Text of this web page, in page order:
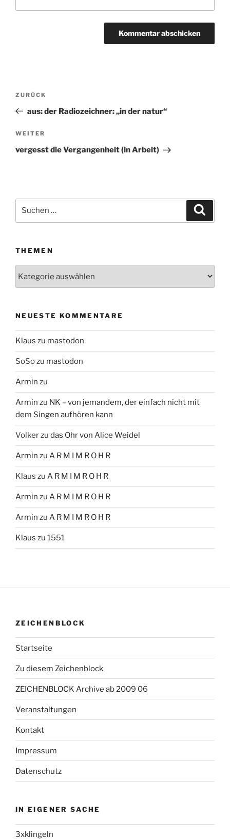
Beitragsnavigation
Vorheriger
Beitrag
ZURÜCK
aus: der Radiozeichner: „in der natur“
Nächster
Beitrag
WEITER
vergesst die Vergangenheit (in Arbeit)
Suchen
THEMEN
NEUESTE KOMMENTARE
Klaus zu mastodon
SoSozu mastodon
Armin zu
Armin zu NK – von jemandem, der einfach nicht mit
dem Singen aufhören kann
Volkerzu das Ohr von Alice Weidel
Armin zu A R M I M R O H R
Klaus zu A R M I M R O H R
Armin zu A R M I M R O H R
Armin zu A R M I M R O H R
Klaus zu 1551
ZEICHENBLOCK
Startseite
Zu diesem Zeichenblock
ZEICHENBLOCK Archive ab 2009 06
Veranstaltungen
Kontakt
Impressum
Datenschutz
IN EIGENER SACHE
3xklingeln